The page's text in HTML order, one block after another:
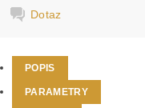
Dotaz
POPIS
PARAMETRY